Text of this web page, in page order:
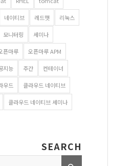
네이티브 레드햇 리눅스
모니터링 세미나
픈마루 오픈마루 APM
지능 주간 컨테이너
우드 클라우드 네이티브
클라우드 네이티브 세미나
SEARCH